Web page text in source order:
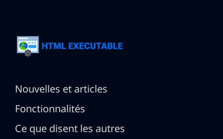
Nouvelles et articles
Fonctionnalités
Ce que disent les autres